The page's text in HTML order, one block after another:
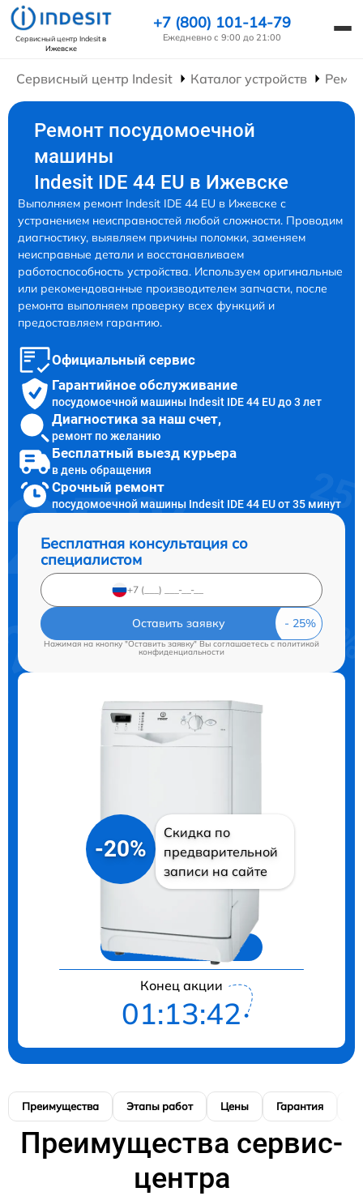
Сервисный центр Indesitв
Ижевске
+7 (800) 101-14-79
Ежедневно с 9:00 до 21:00
Сервисный центр Indesit Каталог устройств
Ремонт посудомоечной
машины
Indesit IDE 44 EU в Ижевске
Выполняем ремонт Indesit IDE 44 EU в Ижевске с
устранением неисправностей любой сложности. Проводим
диагностику, выявляем причины поломки, заменяем
неисправные детали и восстанавливаем
работоспособность устройства. Используем оригинальные
или рекомендованные производителем запчасти, после
ремонта выполняем проверку всех функций и
предоставляем гарантию.
Официальный сервис
Гарантийное обслуживание
посудомоечной машины Indesit IDE 44 EU до 3 лет
Диагностика за наш счет,
ремонт по желанию
Бесплатный выезд курьера
в день обращения
Срочный ремонт
посудомоечной машины Indesit IDE 44 EU от 35 минут
Бесплатная консультация со
специалистом
Оставить заявку
Нажимая на кнопку "Оставить заявку" Вы соглашаетесь cполитикой
конфиденциальности
-20%
Скидка по
предварительной
записи на сайте
Конец акции
01:13:41
Преимущества Этапы работ Цены Гарантия
Преимущества сервис-
центра